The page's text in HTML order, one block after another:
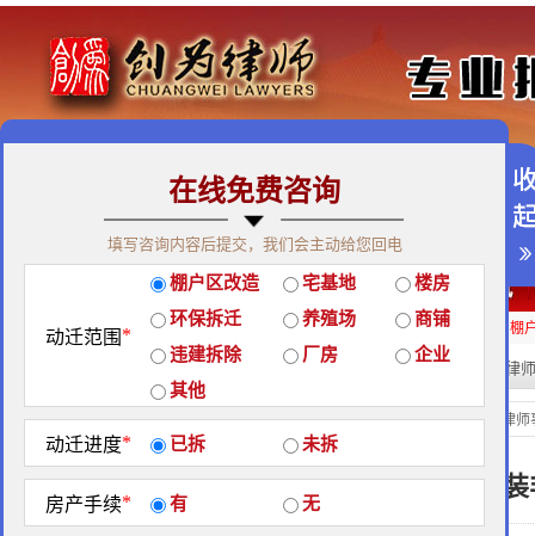
免费咨询热线：400-900-9881
经典案例 | 律师团队 拆迁维权 | 征地维权
房屋拆迁补偿 企业拆迁补偿 厂房拆迁补偿 征地补偿 违章拆迁补偿 棚
热门搜索: 拆迁律师
媒体报道 当前位置： 北京创为律师
拆迁律师点评城管穿警察服
在线免费咨询
填写咨询内容后提交，我们会主动给您回电
动迁范围 *
棚户区改造 宅基地
楼房
环保拆迁
养殖场
商铺
违建拆除
厂房
企业
其他
动迁进度* 已拆 未拆
房产手续* 有 无